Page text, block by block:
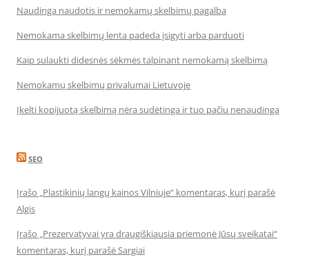
Naudinga naudotis ir nemokamų skelbimų pagalba
Nemokama skelbimų lenta padeda įsigyti arba parduoti
Kaip sulaukti didesnės sėkmės talpinant nemokamą skelbimą
Nemokamų skelbimų privalumai Lietuvoje
Įkelti kopijuotą skelbimą nėra sudėtinga ir tuo pačiu nenaudinga
SEO
Įrašo „Plastikinių langų kainos Vilniuje“ komentaras, kurį parašė
Algis
Įrašo „Prezervatyvai yra draugiškiausia priemonė Jūsų sveikatai“
komentaras, kurį parašė Sargiai